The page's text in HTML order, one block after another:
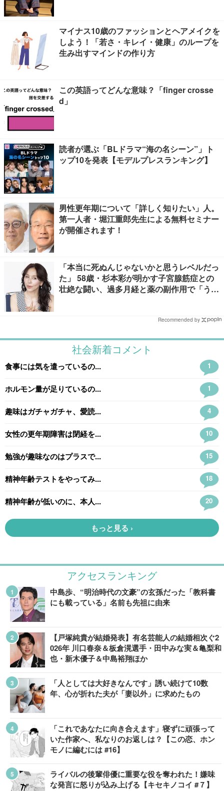
マイナス10歳のファッションとヘアメイクを
しよう！「若さ・キレイ・健康」のループを
生み出すマインドの作り方
この英語ってどんな意味？「finger crosse
d」
読者が選ぶ「BLドラマ“海の名シーン”」ト
ップ10を発表【モデルプレスランキング】
男性更年期について「詳しく知りたい」人。
第一人者・堀江重郎先生による無料セミナー
が開催されます！
「本当に死ぬんじゃないかと思うレベルだっ
た」 58歳・杉本彩が明かす子宮腺筋症との
壮絶な闘い、過多月経と薬の副作用で「うつ
Recommended by
アクセスランキング
中島歩、“明治時代の文豪”の玄孫だった「教科書
にも載っている」名前も先祖に由来
【戸塚純貴が結婚発表】有名芸能人の結婚相次ぐ2
026年 川口春奈＆板倉滉選手・田中みな実＆亀梨和
也・新木優子＆中島裕翔ほか
「人としては大好きなんです」誘い続けて10数
年、心が折れた夫が「妻以外」に求めたもの
「これであなたに向き合えます」寝ずに頑張って
いた作家へ、私なりのお返しは？【この恋、ホン
モノに編むには #16】
ライバルの後輩俳優に重要な役を奪われた！嫌味
な発言に怒りが込み上げる【キセキノコイ #７】